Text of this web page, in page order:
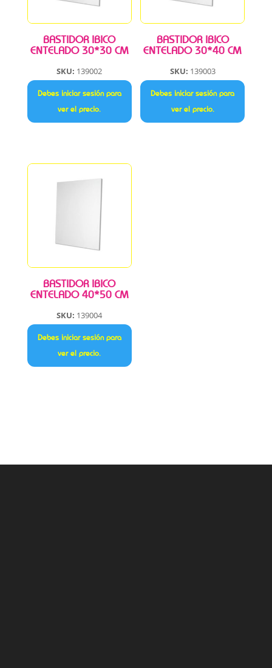
BASTIDOR IBICO
ENTELADO 30*30 CM
SKU: 139002
Debes iniciar sesión para
ver el precio.
BASTIDOR IBICO
ENTELADO 30*40 CM
SKU: 139003
Debes iniciar sesión para
ver el precio.
BASTIDOR IBICO
ENTELADO 40*50 CM
SKU: 139004
Debes iniciar sesión para
ver el precio.